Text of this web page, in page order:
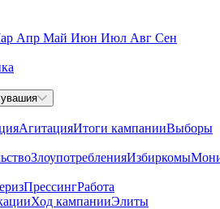
Апр Май Июн Июл Авг Сен
АгитацияИтоги кампанииВыборы
ЗлоупотребленияИзбиркомы
ПрессингРабота
Ход кампанииЭлиты